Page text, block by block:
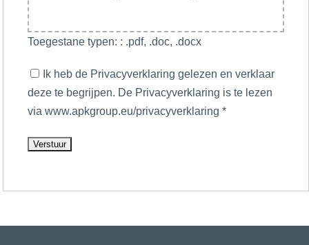
Toegestane typen: : .pdf, .doc, .docx
Ik heb de Privacyverklaring gelezen en verklaar
deze te begrijpen. De Privacyverklaring is te lezen
via www.apkgroup.eu/privacyverklaring*